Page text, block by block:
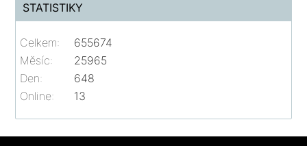
STATISTIKY
Online: 13
Celkem:
655674
Měsíc:
25965
Den:
648